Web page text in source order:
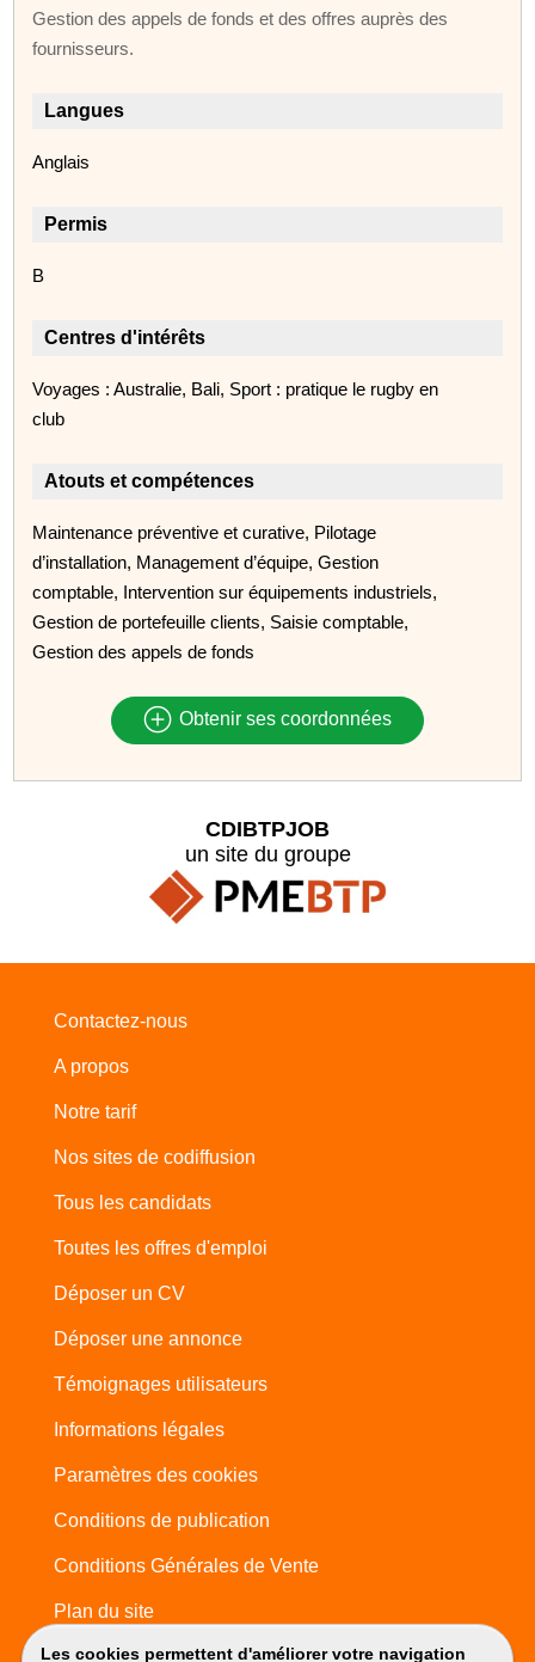
Gestion des appels de fonds et des offres auprès des
fournisseurs.
Langues
Anglais
Permis
B
Centres d'intérêts
Voyages : Australie, Bali, Sport : pratique le rugby en
club
Atouts et compétences
Maintenance préventive et curative, Pilotage
d’installation, Management d’équipe, Gestion
comptable, Intervention sur équipements industriels,
Gestion de portefeuille clients, Saisie comptable,
Gestion des appels de fonds
Obtenir ses coordonnées
Les cookies permettent d'améliorer votre navigation
CDIBTPJOB
un site du groupe
Contactez-nous
A propos
Notre tarif
Nos sites de codiffusion
Tous les candidats
Toutes les offres d'emploi
Déposer un CV
Déposer une annonce
Témoignages utilisateurs
Informations légales
Paramètres des cookies
Conditions de publication
Conditions Générales de Vente
Plan du site